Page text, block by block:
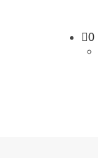
0